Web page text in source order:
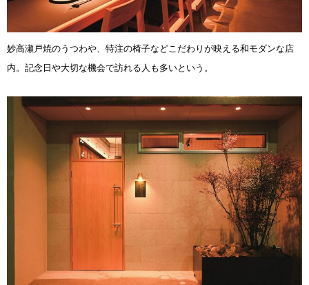
妙高瀬戸焼のうつわや、特注の椅子などこだわりが映える和モダンな店
内。記念日や大切な機会で訪れる人も多いという。